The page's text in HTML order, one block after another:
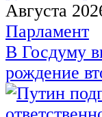
Августа
Парламент
В Госдуму
рождение